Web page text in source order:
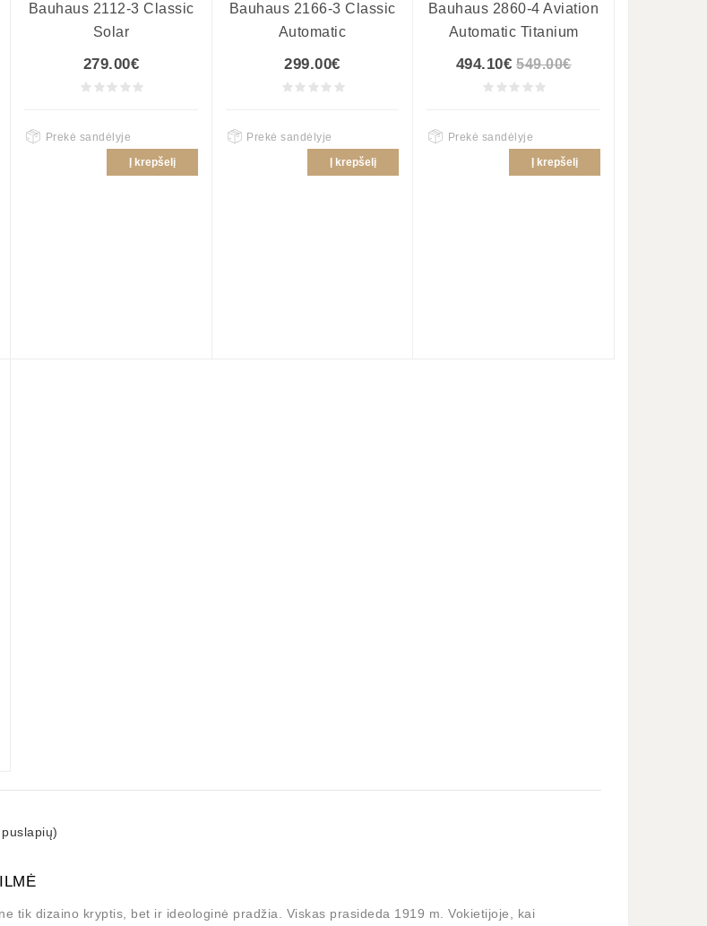
Bauhaus 2112-3 Classic
Solar
279.00€
Prekė sandėlyje
Į krepšelį
Bauhaus 2166-3 Classic
Automatic
299.00€
Prekė sandėlyje
Į krepšelį
Bauhaus 2860-4 Aviation
Automatic Titanium
494.10€ 549.00€
Prekė sandėlyje
Į krepšelį
tik dizaino kryptis, bet ir ideologinė pradžia. Viskas prasideda 1919 m. Vokietijoje, kai